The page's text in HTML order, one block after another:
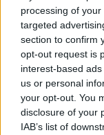
processing of
targeted
section to confirm
opt-out request is
interest-based
us or personal
your opt-out. You
disclosure of your
IAB’s list of